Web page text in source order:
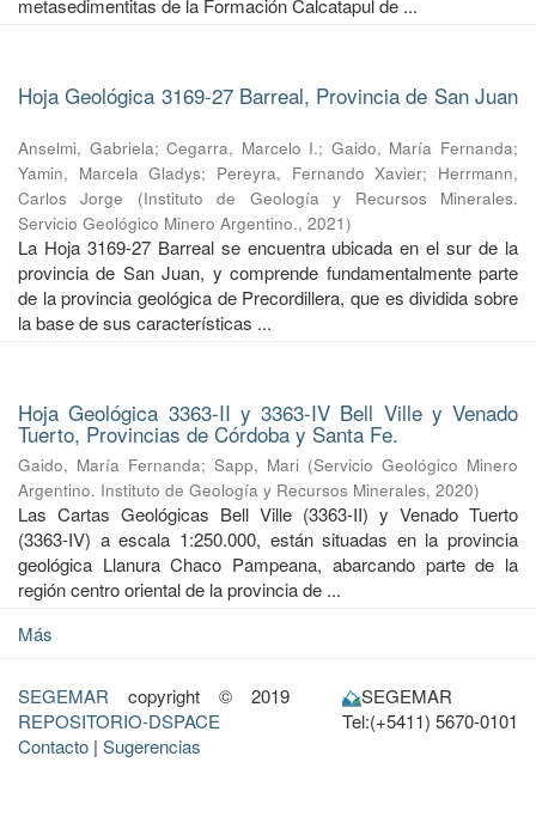
Hoja Geológica 3169-27 Barreal, Provincia de San Juan
Anselmi, Gabriela;Cegarra, Marcelo I.; Gaido, María Fernanda;
Yamin, Marcela Gladys; Pereyra, Fernando Xavier; Herrmann,
Carlos Jorge
(Instituto de Geología y Recursos Minerales.
Servicio Geológico Minero Argentino., 2021)
La Hoja 3169-27 Barreal se encuentra ubicada en el sur de la
provincia de San Juan, y comprende fundamentalmente parte
de la provincia geológica de Precordillera, que es dividida sobre
la base de sus características ...
Hoja Geológica 3363-II y 3363-IV Bell Ville y Venado
Tuerto, Provincias de Córdoba y Santa Fe.
Gaido, María Fernanda; Sapp, Mari (Servicio Geológico Minero
Argentino. Instituto de Geología y Recursos Minerales, 2020)
Las Cartas Geológicas Bell Ville (3363-II) y Venado Tuerto
(3363-IV) a escala 1:250.000, están situadas en la provincia
geológica Llanura Chaco Pampeana, abarcando parte de la
región centro oriental de la provincia de ...
Más
SEGEMAR copyright © 2019
REPOSITORIO-DSPACE
Contacto | Sugerencias
SEGEMAR
Tel:(+5411) 5670-0101